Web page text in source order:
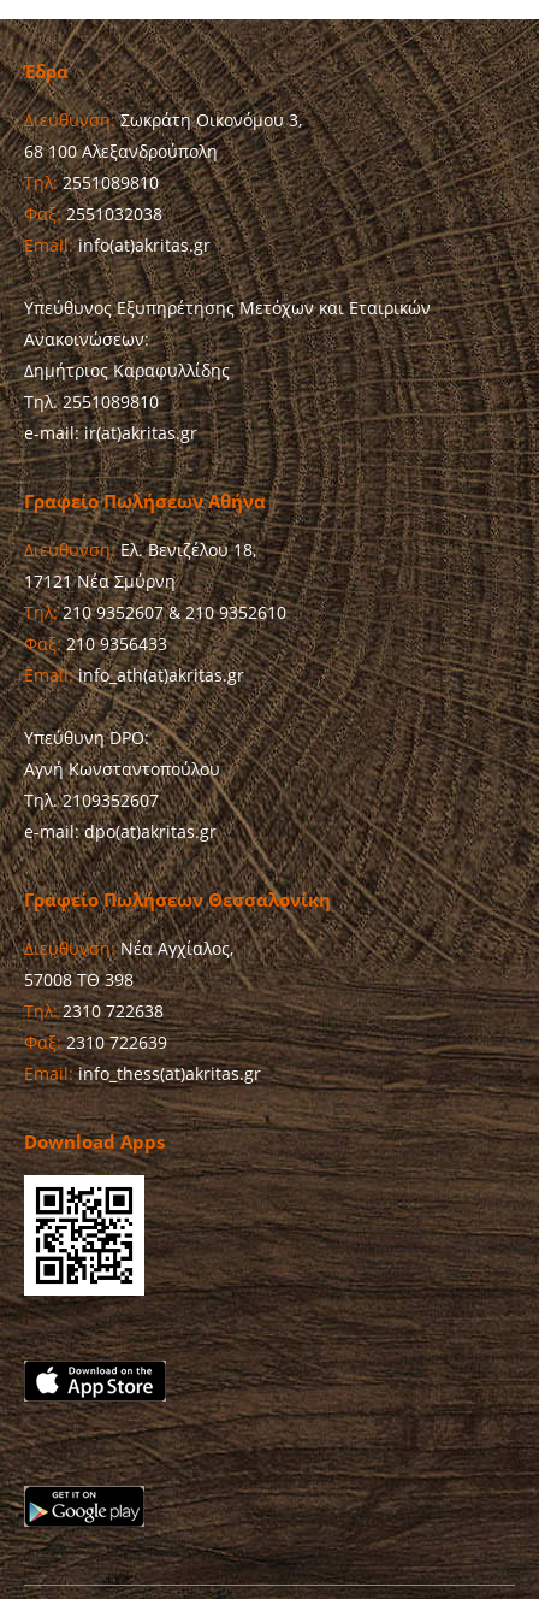
Έδρα
Διεύθυνση:Σωκράτη Οικονόμου 3,
68 100 Αλεξανδρούπολη
Τηλ:2551089810
Φαξ:2551032038
Email:info(at)akritas.gr
Υπεύθυνος Εξυπηρέτησης Μετόχων και Εταιρικών
Ανακοινώσεων:
Δημήτριος Καραφυλλίδης
Τηλ. 2551089810
e-mail: ir(at)akritas.gr
Γραφείο Πωλήσεων Αθήνα
Διεύθυνση:Ελ. Βενιζέλου 18,
17121 Νέα Σμύρνη
Τηλ:210 9352607 & 210 9352610
Φαξ:210 9356433
Email:info_ath(at)akritas.gr
Υπεύθυνη DPO:
Αγνή Κωνσταντοπούλου
Τηλ. 2109352607
e-mail: dpo(at)akritas.gr
Γραφείο Πωλήσεων Θεσσαλονίκη
Διεύθυνση:Νέα Αγχίαλος,
57008 ΤΘ 398
Τηλ:2310 722638
Φαξ:2310 722639
Email:info_thess(at)akritas.gr
Download Apps